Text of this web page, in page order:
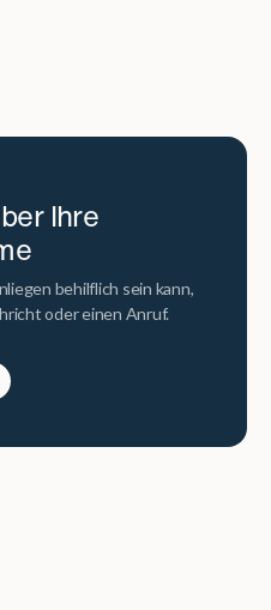
Ihre
behilflich sein kann,
oder einen Anruf.